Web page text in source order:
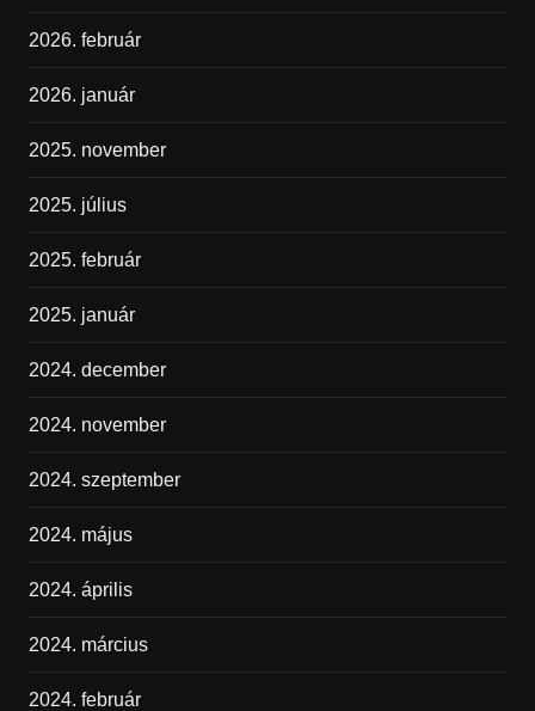
2026. február
2026. január
2025. november
2025. július
2025. február
2025. január
2024. december
2024. november
2024. szeptember
2024. május
2024. április
2024. március
2024. február